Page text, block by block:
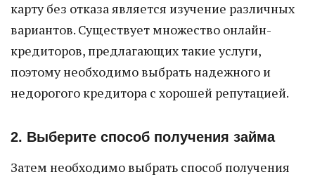
карту без отказа является изучение различных
вариантов. Существует множество онлайн-
кредиторов, предлагающих такие услуги,
поэтому необходимо выбрать надежного и
недорогого кредитора с хорошей репутацией.
2. Выберите способ получения займа
Затем необходимо выбрать способ получения